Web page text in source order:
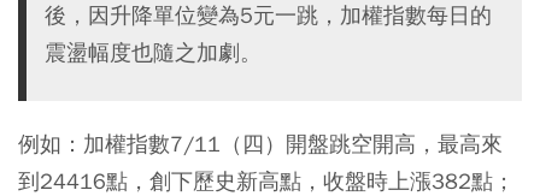
後，因升降單位變為5元一跳，加權指數每日的
震盪幅度也隨之加劇。
例如：加權指數7/11（四）開盤跳空開高，最高來
到24416點，創下歷史新高點，收盤時上漲382點；